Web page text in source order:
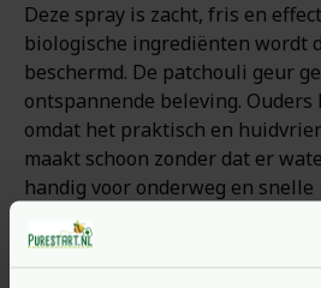
Deze spray is zacht, fris en
biologische ingrediënten wordt
beschermd. De patchouli geur
ontspannende beleving.
omdat het praktisch en
maakt schoon zonder dat er
handig voor onderweg en snelle
verschoningsmomenten.
snel in en voelt de huid fris